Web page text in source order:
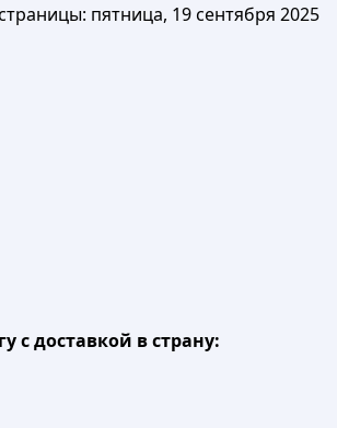
пятница, 19 сентября 2025
с доставкой в страну: